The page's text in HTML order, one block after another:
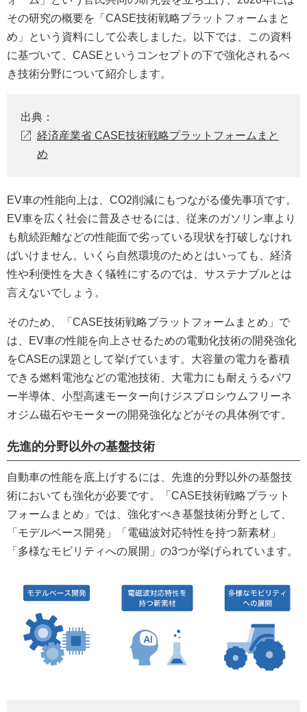
その研究の概要を「CASE技術戦略プラットフォームまと
め」という資料にして公表しました。以下では、この資料
に基づいて、CASEというコンセプトの下で強化されるべ
き技術分野について紹介します。
出典：
経済産業省 CASE技術戦略プラットフォームまと
め
EV車の性能向上は、CO2削減にもつながる優先事項です。
EV車を広く社会に普及させるには、従来のガソリン車より
も航続距離などの性能面で劣っている現状を打破しなけれ
ばいけません。いくら自然環境のためとはいっても、経済
性や利便性を大きく犠牲にするのでは、サステナブルとは
言えないでしょう。
そのため、「CASE技術戦略プラットフォームまとめ」で
は、EV車の性能を向上させるための電動化技術の開発強化
をCASEの課題として挙げています。大容量の電力を蓄積
できる燃料電池などの電池技術、大電力にも耐えうるパワ
ー半導体、小型高速モーター向けジスプロシウムフリーネ
オジム磁石やモーターの開発強化などがその具体例です。
先進的分野以外の基盤技術
自動車の性能を底上げするには、先進的分野以外の基盤技
術においても強化が必要です。「CASE技術戦略プラット
フォームまとめ」では、強化すべき基盤技術分野として、
「モデルベース開発」「電磁波対応特性を持つ新素材」
「多様なモビリティへの展開」の3つが挙げられています。